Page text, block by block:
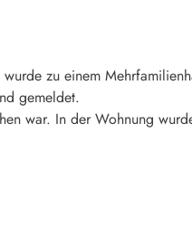
zu einem
gemeldet.
war. In der Wohnung